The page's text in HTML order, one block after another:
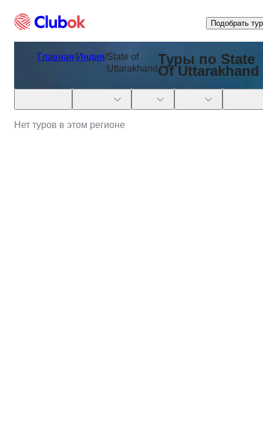
Подобрать тур
Главная/Индия/State of
Uttarakhand
Туры по State
Of Uttarakhand
Нет туров в этом регионе